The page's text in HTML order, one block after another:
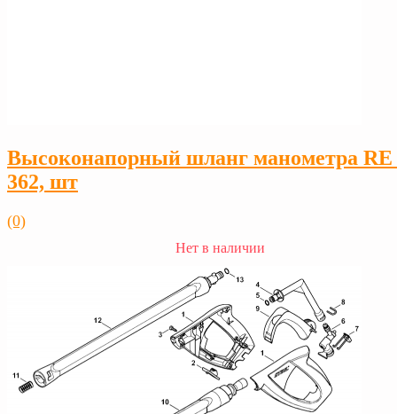
Высоконапорный шланг манометра RE
362, шт
(0)
Нет в наличии